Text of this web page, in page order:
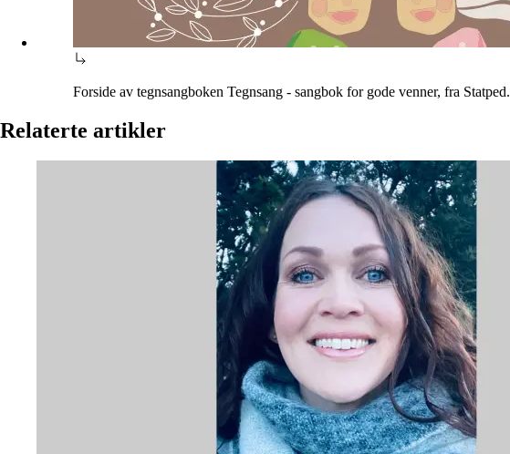
Forside av tegnsangboken Tegnsang - sangbok for gode venner, fra Statped.
Relaterte artikler